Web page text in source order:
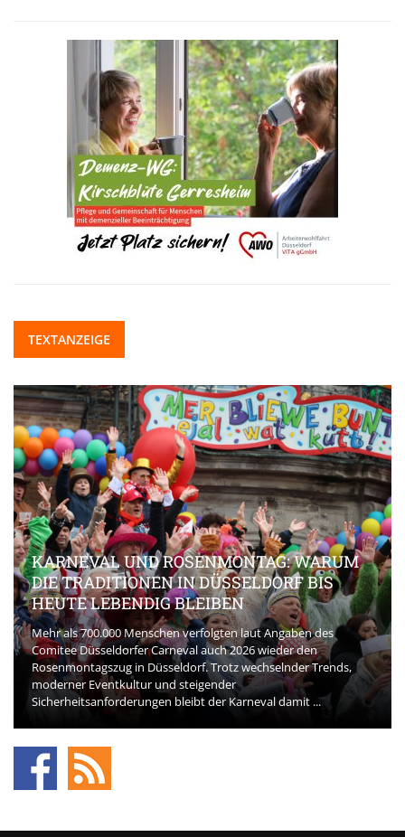
TEXTANZEIGE
KARNEVAL UND ROSENMONTAG: WARUM
DIE TRADITIONEN IN DÜSSELDORF BIS
HEUTE LEBENDIG BLEIBEN
Mehr als 700.000 Menschen verfolgten laut Angaben des
Comitee Düsseldorfer Carneval auch 2026 wieder den
Rosenmontagszug in Düsseldorf. Trotz wechselnder Trends,
moderner Eventkultur und steigender
Sicherheitsanforderungen bleibt der Karneval damit ...